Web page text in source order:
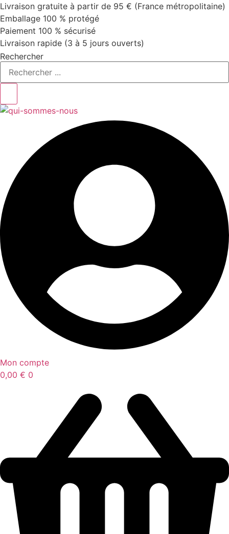
Aller
au
contenu
Livraison gratuite à partir de 95 € (France métropolitaine)
Emballage 100 % protégé
Paiement 100 % sécurisé
Livraison rapide (3 à 5 jours ouverts)
Rechercher
Mon compte
0,00 € 0